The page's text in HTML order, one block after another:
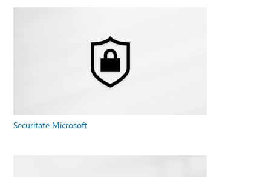
Securitate Microsoft